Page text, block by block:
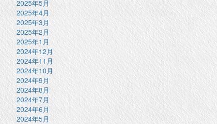
2025年5月
2025年4月
2025年3月
2025年2月
2025年1月
2024年12月
2024年11月
2024年10月
2024年9月
2024年8月
2024年7月
2024年6月
2024年5月